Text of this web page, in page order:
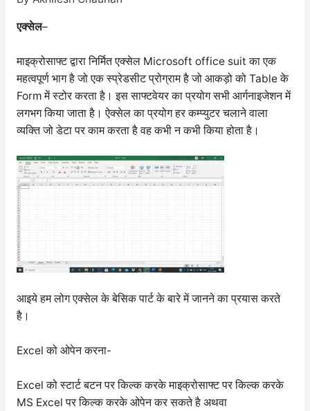
एक्सेल–
माइक्रोसाफ्ट द्वारा निर्मित एक्सेल Microsoft office suit का एक
महत्वपूर्ण भाग है जो एक स्प्रेडसीट प्रोग्राम है जो आकड़ो को Table के
Form में स्टोर करता है। इस साफ्टवेयर का प्रयोग सभी आर्गनाइजेशन में
लगभग किया जाता है। ऐक्सेल का प्रयोग हर कम्प्युटर चलाने वाला
व्यक्ति जो डेटा पर काम करता है वह कभी न कभी किया होता है।
आइये हम लोग एक्सेल के बेसिक पार्ट के बारे में जानने का प्रयास करते
है।
Excel को ओपेन करना-
Excel को स्टार्ट बटन पर किल्क करके माइक्रोसाफ्ट पर किल्क करके
MS Excel पर किल्क करके ओपेन कर सकते है अथवा